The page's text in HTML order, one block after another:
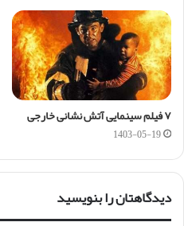
۷ فیلم سینمایی آتش نشانی خارجی
1403-05-19
دیدگاهتان را بنویسید